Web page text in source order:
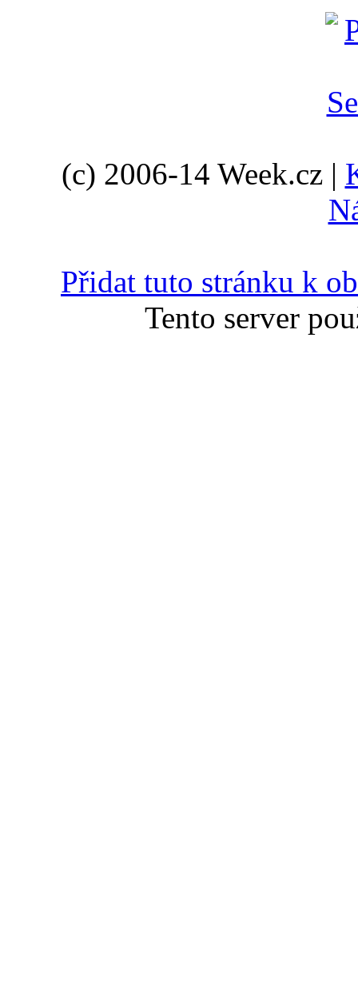
(c) 2006-14 Week.cz |
Přidat tuto stránku k
Tento server